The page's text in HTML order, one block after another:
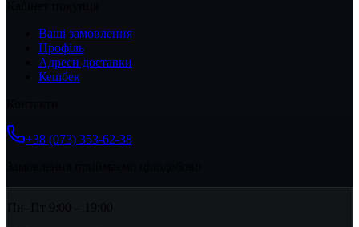
Ваші замовлення
Профіль
Адреси доставки
Кешбек
+38 (073) 353-62-38
Пн–Пт 9:00 – 19:00